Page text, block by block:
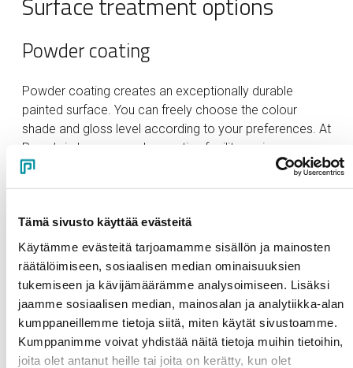
Tämä sivusto käyttää evästeitä
Käytämme evästeitä tarjoamamme sisällön ja mainosten
räätälöimiseen, sosiaalisen median ominaisuuksien
tukemiseen ja kävijämäärämme analysoimiseen. Lisäksi
jaamme sosiaalisen median, mainosalan ja analytiikka-alan
kumppaneillemme tietoja siitä, miten käytät sivustoamme.
Kumppanimme voivat yhdistää näitä tietoja muihin tietoihin,
joita olet antanut heille tai joita on kerätty, kun olet
Powder coating
Powder coating creates an exceptionally durable
painted surface. You can freely choose the colour
shade and gloss level according to your preferences. At
Purso’s in-house powder coating facility, various
textured and pearlescent effects can also be achieved.
Anodizing provides aluminium with a surface that is
resistant to corrosion, UV radiation, and wear. Different
colours create a deeper, more refined style for the
building – in addition to natural anodized silver, you can
choose electrolytic colour-anodized shades such as
bronze, black, and gold.